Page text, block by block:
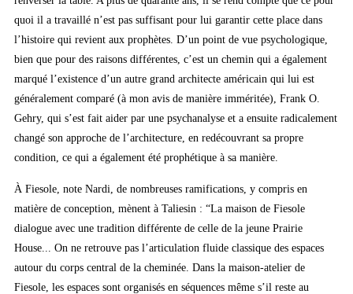
quoi il a travaillé n’est pas suffisant pour lui garantir cette place dans
l’histoire qui revient aux prophètes. D’un point de vue psychologique,
bien que pour des raisons différentes, c’est un chemin qui a également
marqué l’existence d’un autre grand architecte américain qui lui est
généralement comparé (à mon avis de manière imméritée), Frank O.
Gehry, qui s’est fait aider par une psychanalyse et a ensuite radicalement
changé son approche de l’architecture, en redécouvrant sa propre
condition, ce qui a également été prophétique à sa manière.
À Fiesole, note Nardi, de nombreuses ramifications, y compris en
matière de conception, mènent à Taliesin : “La maison de Fiesole
dialogue avec une tradition différente de celle de la jeune Prairie
House... On ne retrouve pas l’articulation fluide classique des espaces
autour du corps central de la cheminée. Dans la maison-atelier de
Fiesole, les espaces sont organisés en séquences même s’il reste au